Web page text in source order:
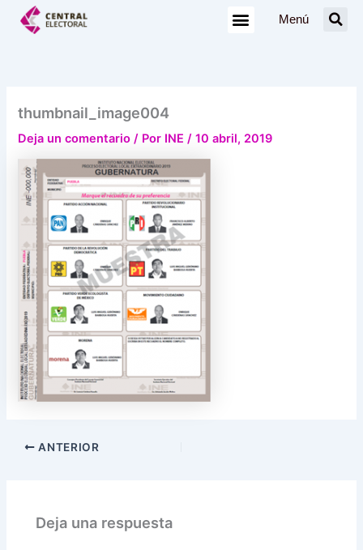
Menú
thumbnail_image004
Deja un comentario / Por INE/10 abril, 2019
ANTERIOR
Deja una respuesta